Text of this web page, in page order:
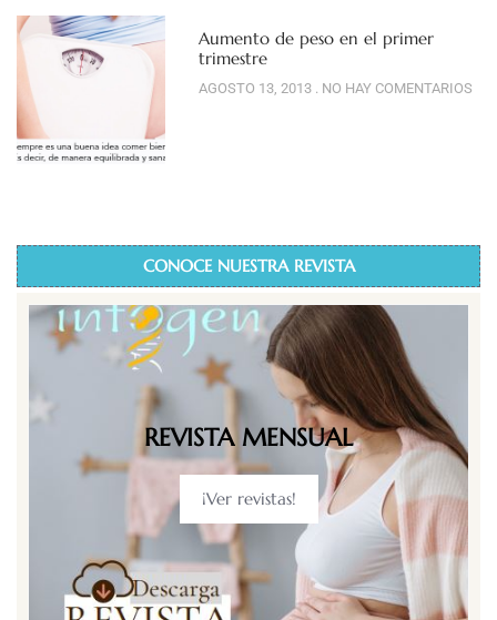
Aumento de peso en el primer
trimestre
AGOSTO 13, 2013 NO HAY COMENTARIOS
CONOCE NUESTRA REVISTA
REVISTA MENSUAL
¡Ver revistas!